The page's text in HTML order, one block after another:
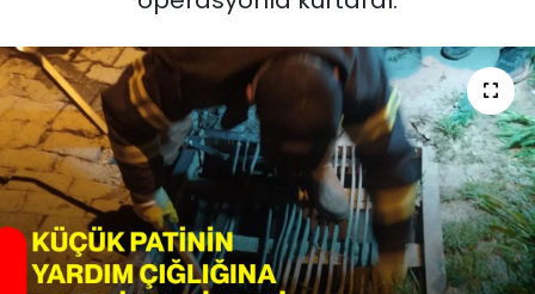
SAĞLIK
SPOR
11:11 MANŞET